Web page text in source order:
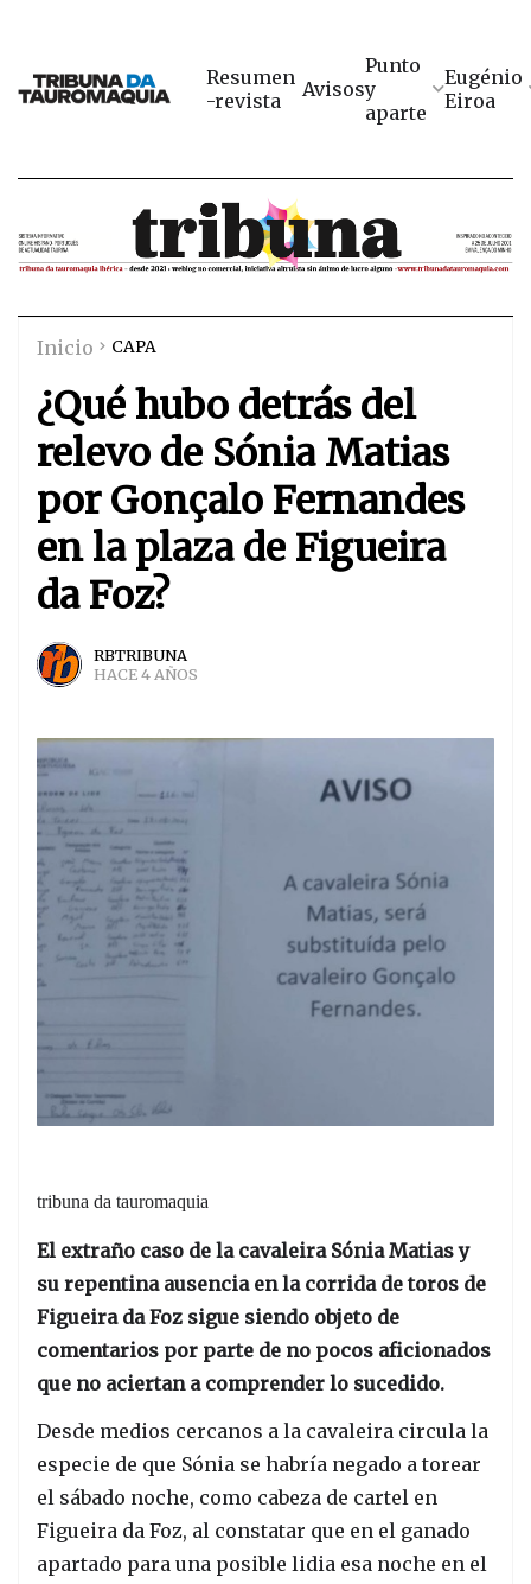
Resumen
-revista
Avisos
Punto
y
aparte
Eugénio
Eiroa
Inicio CAPA
¿Qué hubo detrás del
relevo de Sónia Matias
por Gonçalo Fernandes
en la plaza de Figueira
da Foz?
RBTRIBUNA
HACE 4 AÑOS
tribuna da tauromaquia
El extraño caso de la cavaleira Sónia Matias y
su repentina ausencia en la corrida de toros de
Figueira da Foz sigue siendo objeto de
comentarios por parte de no pocos aficionados
que no aciertan a comprender lo sucedido.
Desde medios cercanos a la cavaleira circula la
especie de que Sónia se habría negado a torear
el sábado noche, como cabeza de cartel en
Figueira da Foz, al constatar que en el ganado
apartado para una posible lidia esa noche en el